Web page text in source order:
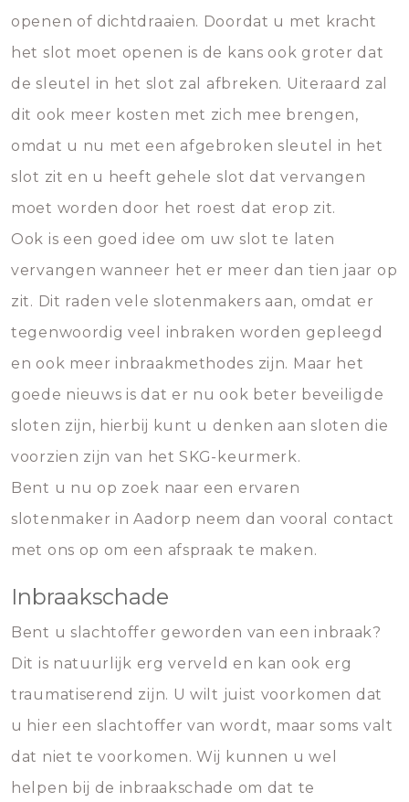
openen of dichtdraaien. Doordat u met kracht
het slot moet openen is de kans ook groter dat
de sleutel in het slot zal afbreken. Uiteraard zal
dit ook meer kosten met zich mee brengen,
omdat u nu met een afgebroken sleutel in het
slot zit en u heeft gehele slot dat vervangen
moet worden door het roest dat erop zit.
Ook is een goed idee om uw slot te laten
vervangen wanneer het er meer dan tien jaar op
zit. Dit raden vele slotenmakers aan, omdat er
tegenwoordig veel inbraken worden gepleegd
en ook meer inbraakmethodes zijn. Maar het
goede nieuws is dat er nu ook beter beveiligde
sloten zijn, hierbij kunt u denken aan sloten die
voorzien zijn van het SKG-keurmerk.
Bent u nu op zoek naar een ervaren
slotenmaker in Aadorp neem dan vooral contact
met ons op om een afspraak te maken.
Inbraakschade
Bent u slachtoffer geworden van een inbraak?
Dit is natuurlijk erg verveld en kan ook erg
traumatiserend zijn. U wilt juist voorkomen dat
u hier een slachtoffer van wordt, maar soms valt
dat niet te voorkomen. Wij kunnen u wel
helpen bij de inbraakschade om dat te